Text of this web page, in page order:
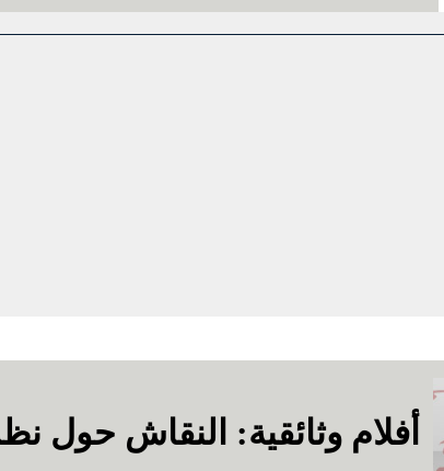
أفلام وثائقية: النقاش حول نظرية